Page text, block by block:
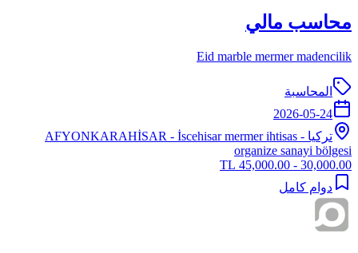
محاسب مالي
Eid marble mermer madencilik
المحاسبة
2026-05-24
تركيا -
AFYONKARAHİSAR - İscehisar mermer ihtisas
organize sanayi bölgesi
30,000.00 - 45,000.00 TL
دوام كامل